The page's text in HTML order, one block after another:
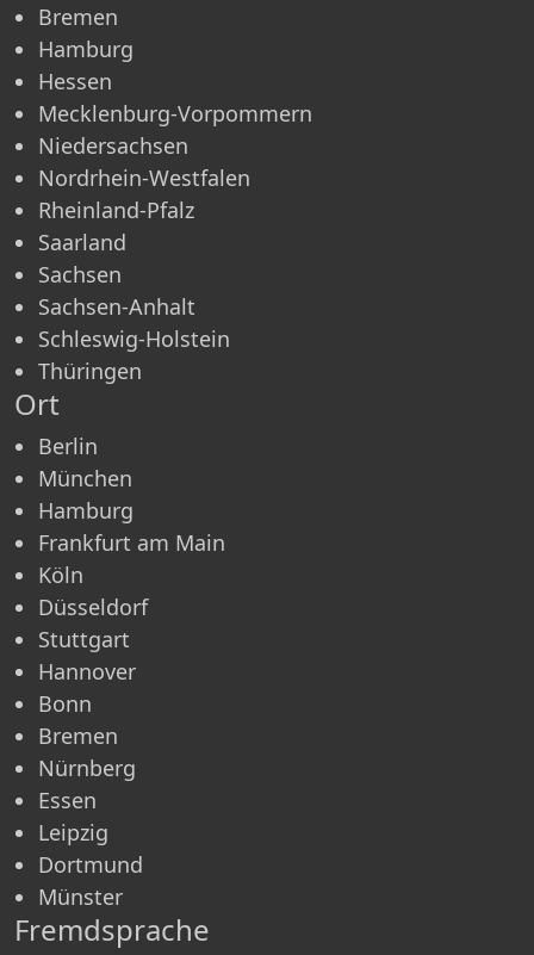
Bremen
Hamburg
Hessen
Mecklenburg-Vorpommern
Niedersachsen
Nordrhein-Westfalen
Rheinland-Pfalz
Saarland
Sachsen
Sachsen-Anhalt
Schleswig-Holstein
Thüringen
Ort
Berlin
München
Hamburg
Frankfurt am Main
Köln
Düsseldorf
Stuttgart
Hannover
Bonn
Bremen
Nürnberg
Essen
Leipzig
Dortmund
Münster
Fremdsprache